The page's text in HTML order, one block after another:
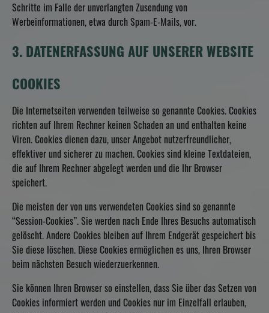
Schritte im Falle der unverlangten Zusendung von
Werbeinformationen, etwa durch Spam-E-Mails, vor.
3. DATENERFASSUNG AUF UNSERER WEBSITE
COOKIES
Die Internetseiten verwenden teilweise so genannte Cookies. Cookies
richten auf Ihrem Rechner keinen Schaden an und enthalten keine
Viren. Cookies dienen dazu, unser Angebot nutzerfreundlicher,
effektiver und sicherer zu machen. Cookies sind kleine Textdateien,
die auf Ihrem Rechner abgelegt werden und die Ihr Browser
speichert.
Die meisten der von uns verwendeten Cookies sind so genannte
“Session-Cookies”. Sie werden nach Ende Ihres Besuchs automatisch
gelöscht. Andere Cookies bleiben auf Ihrem Endgerät gespeichert bis
Sie diese löschen. Diese Cookies ermöglichen es uns, Ihren Browser
beim nächsten Besuch wiederzuerkennen.
Sie können Ihren Browser so einstellen, dass Sie über das Setzen von
Cookies informiert werden und Cookies nur im Einzelfall erlauben,